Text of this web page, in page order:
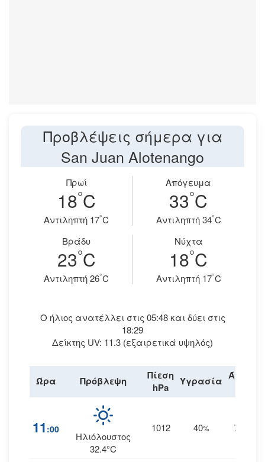
Προβλέψεις σήμερα για
San Juan Alotenango
Πρωί
18°C
Aντιληπτή 17°C
Απόγευμα
33°C
Aντιληπτή 34°C
Βράδυ
23°C
Aντιληπτή 26°C
Νύχτα
18°C
Aντιληπτή 17°C
Ο ήλιος ανατέλλει στις 05:48 και δύει στις
18:29
Δείκτης UV: 11.3 (εξαιρετικά υψηλός)
Ώρα Πρόβλεψη
Πίεση
hPa
Υγρασία Άνεμος
11 :00
Ηλιόλουστος
32.4°C
1012 40% 7